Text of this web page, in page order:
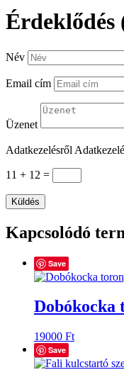
Érdeklődés
Név
Email cím
Üzenet
Adatkezelésről
11 + 12 =
Küldés
Kapcsolódó
Save
Dobókocka
19000 Ft
Save